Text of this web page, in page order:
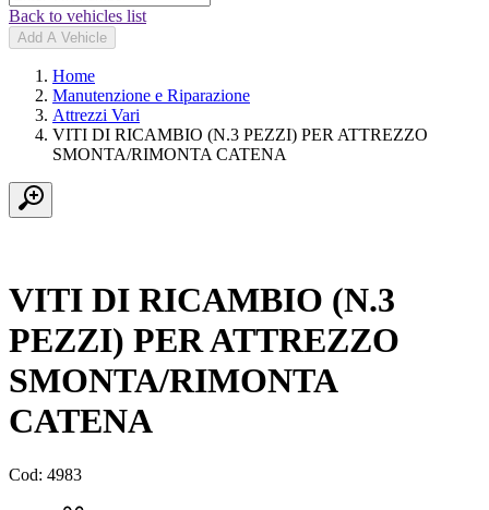
Back to vehicles list
Add A Vehicle
Home
Manutenzione e Riparazione
Attrezzi Vari
VITI DI RICAMBIO (N.3 PEZZI) PER ATTREZZO
SMONTA/RIMONTA CATENA
VITI DI RICAMBIO (N.3
PEZZI) PER ATTREZZO
SMONTA/RIMONTA
CATENA
Cod: 4983